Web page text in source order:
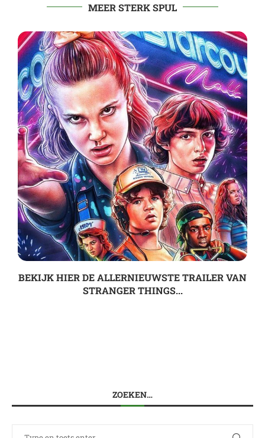
MEER STERK SPUL
BEKIJK HIER DE ALLERNIEUWSTE TRAILER VAN
STRANGER THINGS...
ZOEKEN…